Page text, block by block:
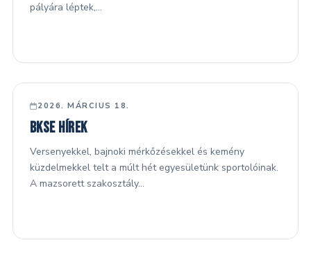
pályára léptek,…
FŐ HÍREK
2026. MÁRCIUS 18.
BKSE hírek
Versenyekkel, bajnoki mérkőzésekkel és kemény
küzdelmekkel telt a múlt hét egyesületünk sportolóinak.
A mazsorett szakosztály…